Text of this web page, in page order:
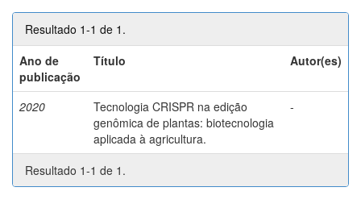
Resultado 1-1 de 1.
Ano de
publicação
Título Autor(es)
2020
Tecnologia CRISPR na edição
genômica de plantas: biotecnologia
aplicada à agricultura.
-
Resultado 1-1 de 1.